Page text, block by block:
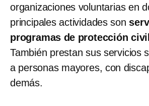
organizaciones voluntarias en
principales actividades son
programas de protección
También prestan sus servicios
a personas mayores, con
demás.